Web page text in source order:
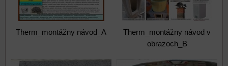
Therm_montážny návod_A
Therm_montážny návod v
obrazoch_B